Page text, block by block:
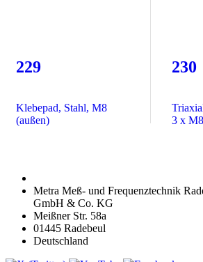
229
Klebepad, Stahl, M8
(außen)
230
3 x M8
Metra Meß- und Frequenztechnik
GmbH & Co. KG
Meißner Str. 58a
01445 Radebeul
Deutschland